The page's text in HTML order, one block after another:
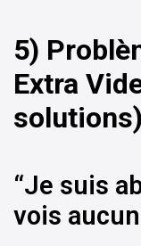
5)
Extra
solutions)
“Je suis
vois